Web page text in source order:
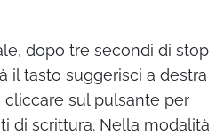
dopo tre secondi di stop
il tasto suggerisci a destra
cliccare sul pulsante per
di scrittura. Nella modalità